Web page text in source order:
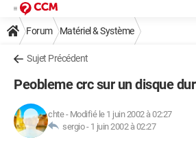
Forum Matériel & Système
Sujet Précédent
Peobleme crc sur un disque dur
chte- Modifié le 1 juin 2002 à 02:27
sergio - 1 juin 2002 à 02:27